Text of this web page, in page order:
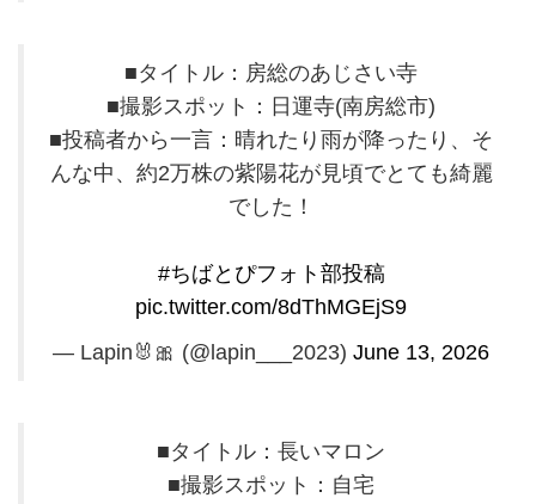
■タイトル：房総のあじさい寺
■撮影スポット：日運寺(南房総市)
■投稿者から一言：晴れたり雨が降ったり、そ
んな中、約2万株の紫陽花が見頃でとても綺麗
でした！
#ちばとぴフォト部投稿
pic.twitter.com/8dThMGEjS9
— Lapin🐰🎀 (@lapin___2023) June 13, 2026
■タイトル：長いマロン
■撮影スポット：自宅